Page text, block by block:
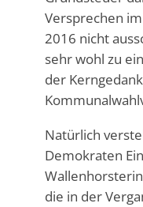
Versprechen
2016 nicht
sehr wohl zu
der
Natürlich
Demokraten
die in der